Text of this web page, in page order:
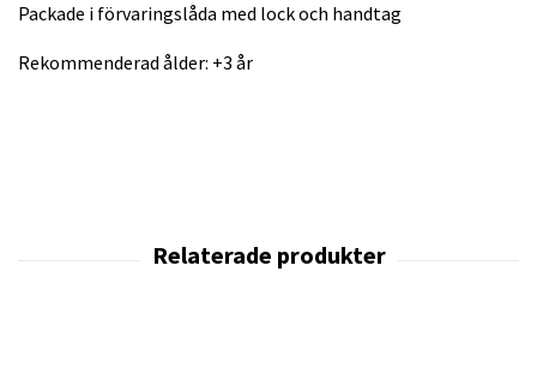
Packade i förvaringslåda med lock och handtag
Rekommenderad ålder: +3 år